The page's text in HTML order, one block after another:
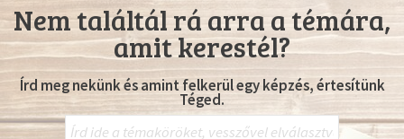
Nem találtál rá arra a témára,
amit kerestél?
Írd meg nekünk és amint felkerül egy képzés, értesítünk
Téged.